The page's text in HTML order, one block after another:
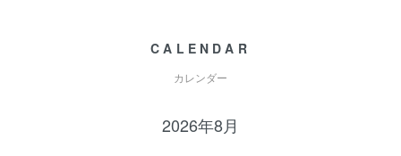
CALENDAR
カレンダー
2026年8月